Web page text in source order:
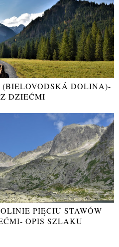
DOLINA)-
DZIEĆMI
PIĘCIU STAWÓW
OPIS SZLAKU